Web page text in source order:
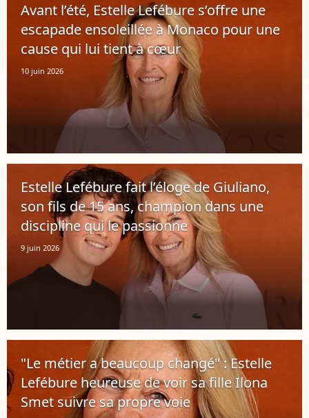
Avant l’été, Estelle Lefébure s’offre une
escapade ensoleillée à Monaco pour une
cause qui lui tient à cœur
10 juin 2026
Estelle Lefébure fait l’éloge de Giuliano,
son fils de 15 ans, champion dans une
discipline qui le passionne
9 juin 2026
"Le métier a beaucoup changé" : Estelle
Lefébure heureuse de voir sa fille Ilona
Smet suivre sa propre voie